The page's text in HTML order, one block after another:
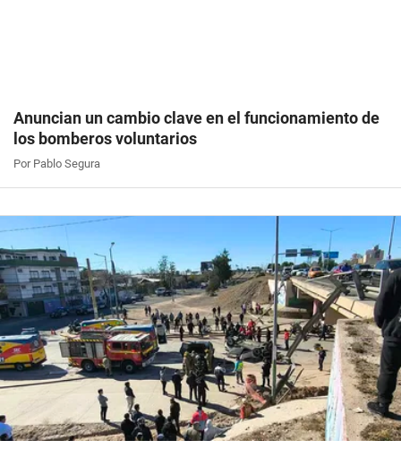
Anuncian un cambio clave en el funcionamiento de
los bomberos voluntarios
Por Pablo Segura